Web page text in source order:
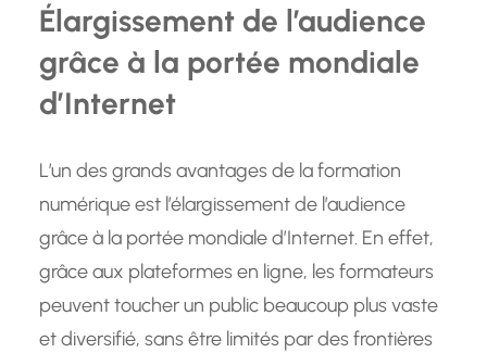
Élargissement de l’audience
grâce à la portée mondiale
d’Internet
L’un des grands avantages de la formation
numérique est l’élargissement de l’audience
grâce à la portée mondiale d’Internet. En effet,
grâce aux plateformes en ligne, les formateurs
peuvent toucher un public beaucoup plus vaste
et diversifié, sans être limités par des frontières